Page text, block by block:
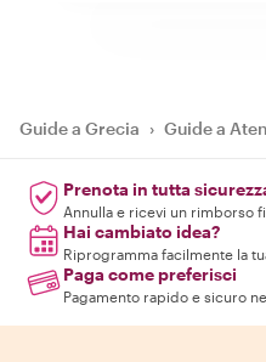
Guide a Grecia › Guide a
Prenota in tutta
Annulla e ricevi un rimborso
Hai cambiato idea?
Riprogramma facilmente la
Paga come preferisci
Pagamento rapido e sicuro